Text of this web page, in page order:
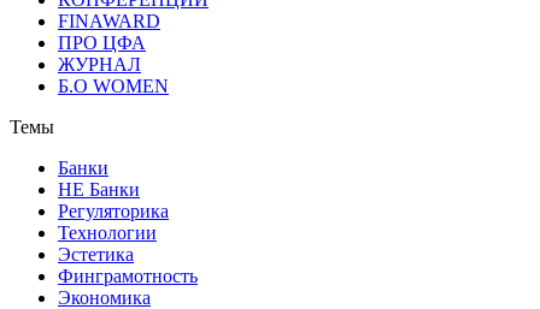
FINAWARD
ПРО ЦФА
ЖУРНАЛ
Б.О WOMEN
Темы
Банки
НЕ Банки
Регуляторика
Технологии
Эстетика
Финграмотность
Экономика